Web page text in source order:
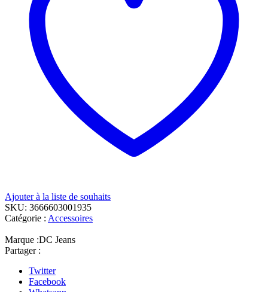
Ajouter à la liste de souhaits
SKU: 3666603001935
Catégorie : Accessoires
Marque :DC Jeans
Partager :
Twitter
Facebook